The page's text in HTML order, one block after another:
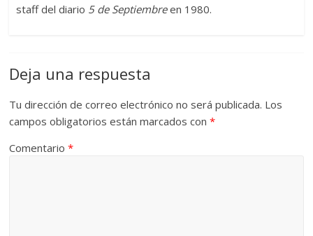
staff del diario 5 de Septiembreen 1980.
Deja una respuesta
Tu dirección de correo electrónico no será publicada. Los
campos obligatorios están marcados con*
Comentario*